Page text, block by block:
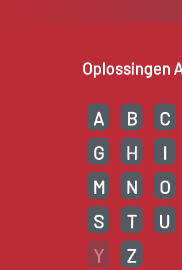
Oplossingen
A B C
G
H I
M
N O
S
T U
Y
Z